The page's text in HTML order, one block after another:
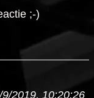
;-)
9/2019, 10:20:26